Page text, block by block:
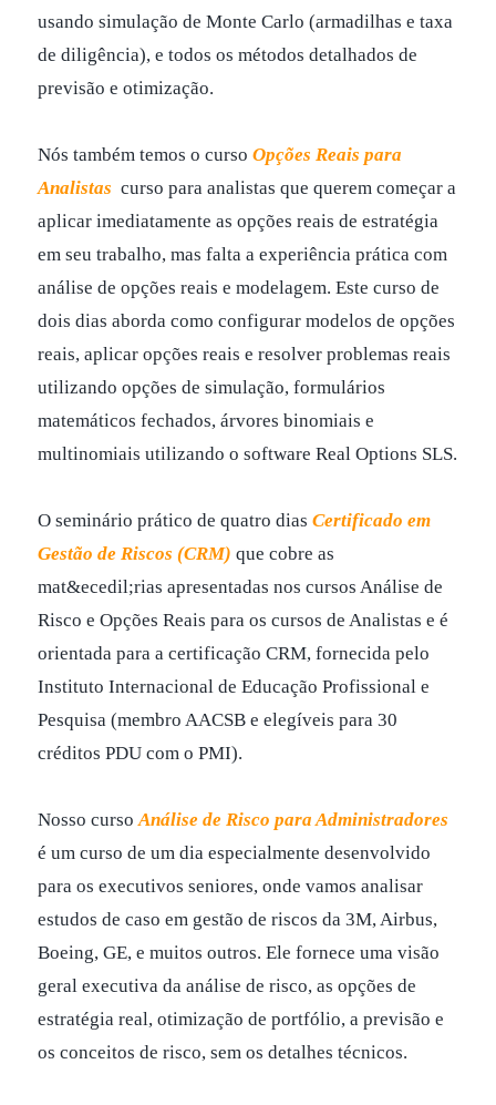
usando simulação de Monte Carlo (armadilhas e taxa
de diligência), e todos os métodos detalhados de
previsão e otimização.
Nós também temos o curso Opções Reais para
Analistas curso para analistas que querem começar a
aplicar imediatamente as opções reais de estratégia
em seu trabalho, mas falta a experiência prática com
análise de opções reais e modelagem. Este curso de
dois dias aborda como configurar modelos de opções
reais, aplicar opções reais e resolver problemas reais
utilizando opções de simulação, formulários
matemáticos fechados, árvores binomiais e
multinomiais utilizando o software Real Options SLS.
O seminário prático de quatro dias Certificado em
Gestão de Riscos (CRM) que cobre as
mat&ecedil;rias apresentadas nos cursos Análise de
Risco e Opções Reais para os cursos de Analistas e é
orientada para a certificação CRM, fornecida pelo
Instituto Internacional de Educação Profissional e
Pesquisa (membro AACSB e elegíveis para 30
créditos PDU com o PMI).
Nosso cursoAnálise de Risco para Administradores
é um curso de um dia especialmente desenvolvido
para os executivos seniores, onde vamos analisar
estudos de caso em gestão de riscos da 3M, Airbus,
Boeing, GE, e muitos outros. Ele fornece uma visão
geral executiva da análise de risco, as opções de
estratégia real, otimização de portfólio, a previsão e
os conceitos de risco, sem os detalhes técnicos.